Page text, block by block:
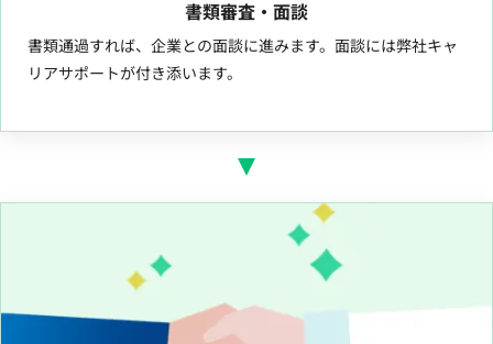
書類審査・面談
書類通過すれば、企業との面談に進みます。面談には弊社キャ
リアサポートが付き添います。